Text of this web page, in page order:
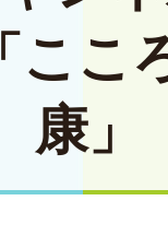
ここ
康」